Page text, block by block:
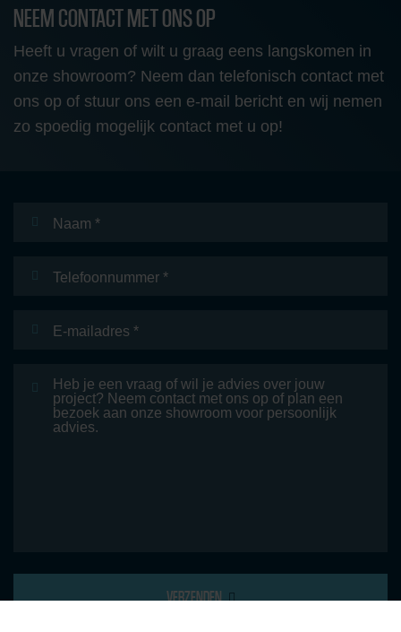
NEEM CONTACT MET ONS OP
Heeft u vragen of wilt u graag eens langskomen in
onze showroom? Neem dan telefonisch contact met
ons op of stuur ons een e-mail bericht en wij nemen
zo spoedig mogelijk contact met u op!
mailadres *
VERZENDEN